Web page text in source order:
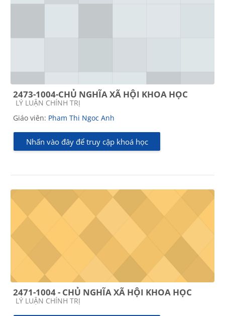
2473-1004-CHỦ NGHĨA XÃ HỘI KHOA HỌC
Các loại khóa học
LÝ LUẬN CHÍNH TRỊ
Giáo viên: Pham Thi Ngoc Anh
Nhấn vào đây để truy cập khoá học
2471-1004 - CHỦ NGHĨA XÃ HỘI KHOA HỌC
Các loại khóa học
LÝ LUẬN CHÍNH TRỊ